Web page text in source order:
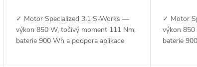
✓ Motor Specialized 3.1 S-Works —
výkon 850 W, točivý moment 111 Nm,
baterie 900 Wh a podpora aplikace
✓ Motor
výkon
baterie